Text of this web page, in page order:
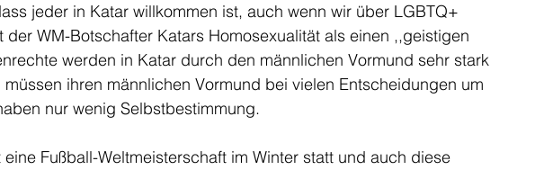
jeder in Katar willkommen ist, auch wenn wir über LGBTQ+
der WM-Botschafter Katars Homosexualität als einen ,,geistigen
werden in Katar durch den männlichen Vormund sehr stark
ihren männlichen Vormund bei vielen Entscheidungen um
nur wenig Selbstbestimmung.